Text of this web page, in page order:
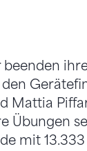
Mattia
Übungen
mit